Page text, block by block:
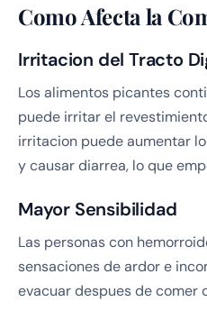
Como Afecta la
Irritacion del Tracto
Los alimentos picantes
puede irritar el
irritacion puede aumentar
y causar diarrea, lo que
Mayor Sensibilidad
Las personas con
sensaciones de ardor e
evacuar despues de comer